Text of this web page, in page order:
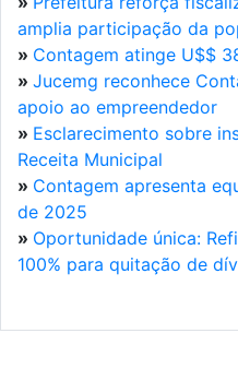
amplia participação da
» Contagem atinge U$$
» Jucemg reconhece
apoio ao empreendedor
» Esclarecimento sobre
Receita Municipal
» Contagem apresenta
de 2025
» Oportunidade única:
100% para quitação de